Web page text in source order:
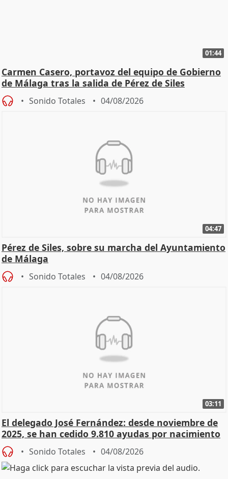
01:44
Carmen Casero, portavoz del equipo de Gobierno
de Málaga tras la salida de Pérez de Siles
Sonido Totales 04/08/2026
04:47
Pérez de Siles, sobre su marcha del Ayuntamiento
de Málaga
Sonido Totales 04/08/2026
03:11
El delegado José Fernández: desde noviembre de
2025, se han cedido 9.810 ayudas por nacimiento
Sonido Totales 04/08/2026